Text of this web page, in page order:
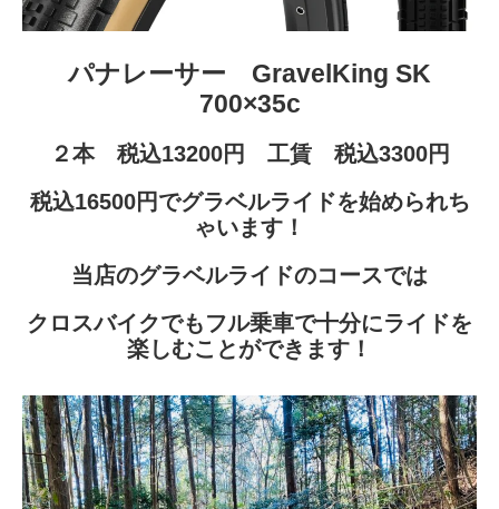
パナレーサー GravelKing SK
700×35c
２本 税込13200円 工賃 税込3300円
税込16500円でグラベルライドを始められち
ゃいます！
当店のグラベルライドのコースでは
クロスバイクでもフル乗車で十分にライドを
楽しむことができます！